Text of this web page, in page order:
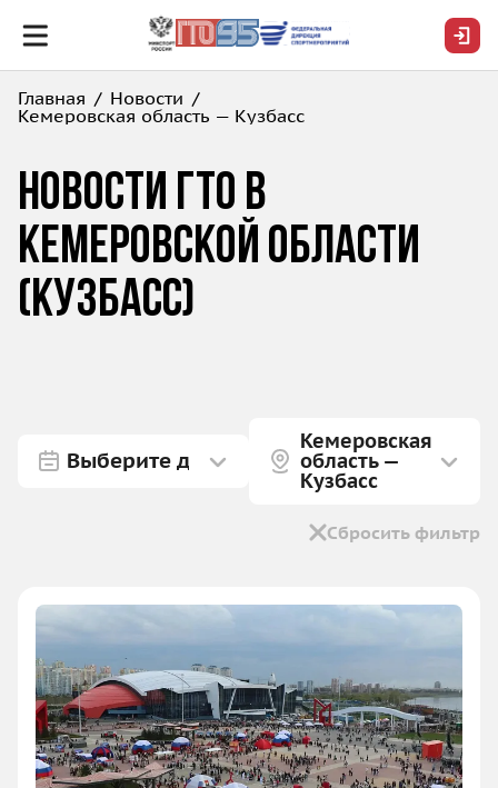
Главная
Новости
Кемеровская область — Кузбасс
Новости ГТО в
Кемеровской области
(Кузбасс)
Кемеровская
область —
Кузбасс
Сбросить фильтр